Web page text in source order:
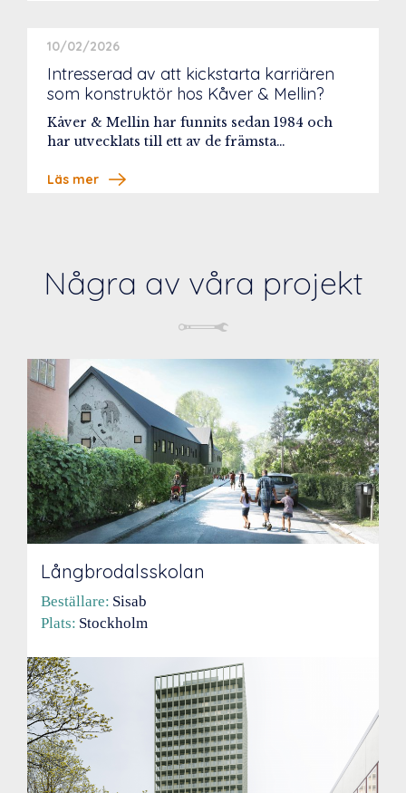
10/02/2026
Intresserad av att kickstarta karriären
som konstruktör hos Kåver & Mellin?
Kåver & Mellin har funnits sedan 1984 och
har utvecklats till ett av de främsta…
Läs mer
Några av våra projekt
Långbrodalsskolan
Beställare: Sisab
Plats: Stockholm